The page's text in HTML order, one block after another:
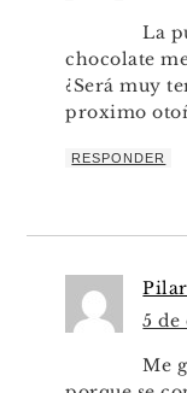
La
chocolate
¿Será muy
proximo
RESPONDER
Pilar
5 de
Me